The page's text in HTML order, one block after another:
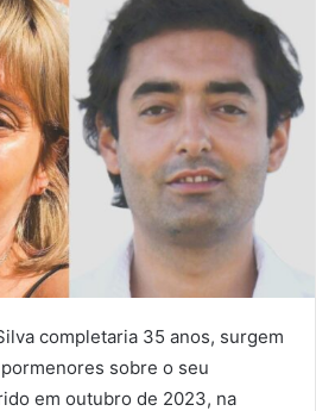
completaria 35 anos, surgem
sobre o seu
em outubro de 2023, na